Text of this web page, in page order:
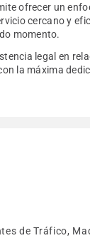
ofrecer un
cercano y
momento.
legal en
la máxima
de Tráfico,